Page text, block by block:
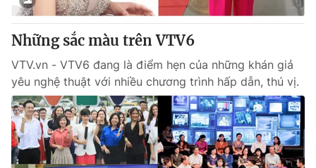
Những sắc màu trên VTV6
VTV.vn - VTV6 đang là điểm hẹn của những khán giả
yêu nghệ thuật với nhiều chương trình hấp dẫn, thú vị.